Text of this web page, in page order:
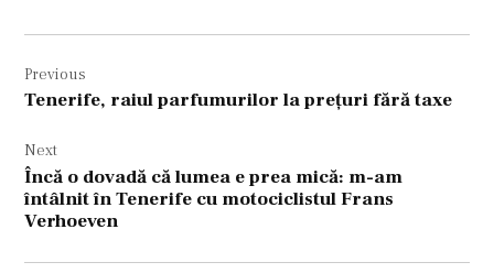
în
articole
Previous
Tenerife, raiul parfumurilor la preţuri fără taxe
Next
Încă o dovadă că lumea e prea mică: m-am
întâlnit în Tenerife cu motociclistul Frans
Verhoeven